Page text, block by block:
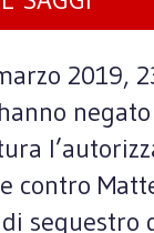
2019,
contro
sequestro